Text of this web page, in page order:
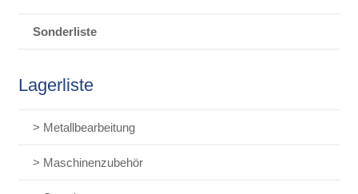
Sonderliste
Lagerliste
> Metallbearbeitung
> Maschinenzubehör